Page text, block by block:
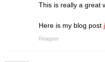
This is really a great
Here is my blog post
Reageer